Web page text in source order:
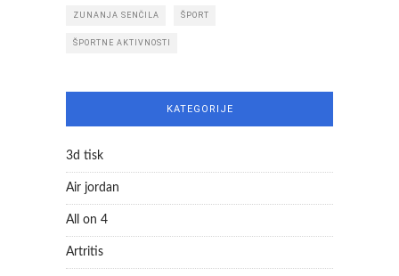
ZUNANJA SENČILA ŠPORT
ŠPORTNE AKTIVNOSTI
KATEGORIJE
3d tisk
Air jordan
All on 4
Artritis